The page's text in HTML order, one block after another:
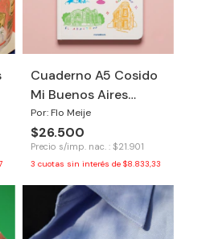
Cuaderno A5 Cosido
Mi Buenos Aires
querido
Por: Flo Meije
$26.500
Precio s/imp. nac. : $21.901
3 cuotas sin interés de $8.833,33